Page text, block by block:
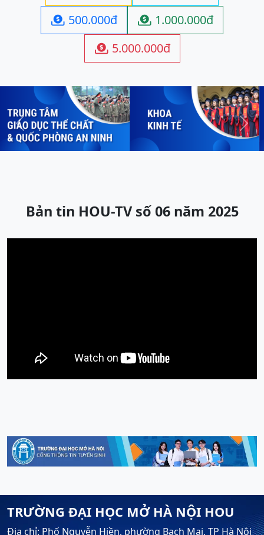
 500.000đ  1.000.000đ
 5.000.000đ
Previous Next
Bản tin HOU-TV số 06 năm 2025
TRƯỜNG ĐẠI HỌC MỞ HÀ NỘI HOU
Địa chỉ: Phố Nguyễn Hiền, phường Bạch Mai, TP Hà Nội